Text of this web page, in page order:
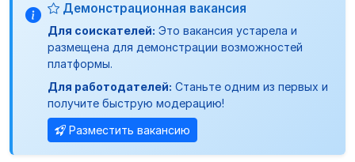
Демонстрационная вакансия
Для соискателей: Это вакансия устарела и
размещена для демонстрации возможностей
платформы.
Для работодателей: Станьте одним из первых и
получите быструю модерацию!
Разместить вакансию